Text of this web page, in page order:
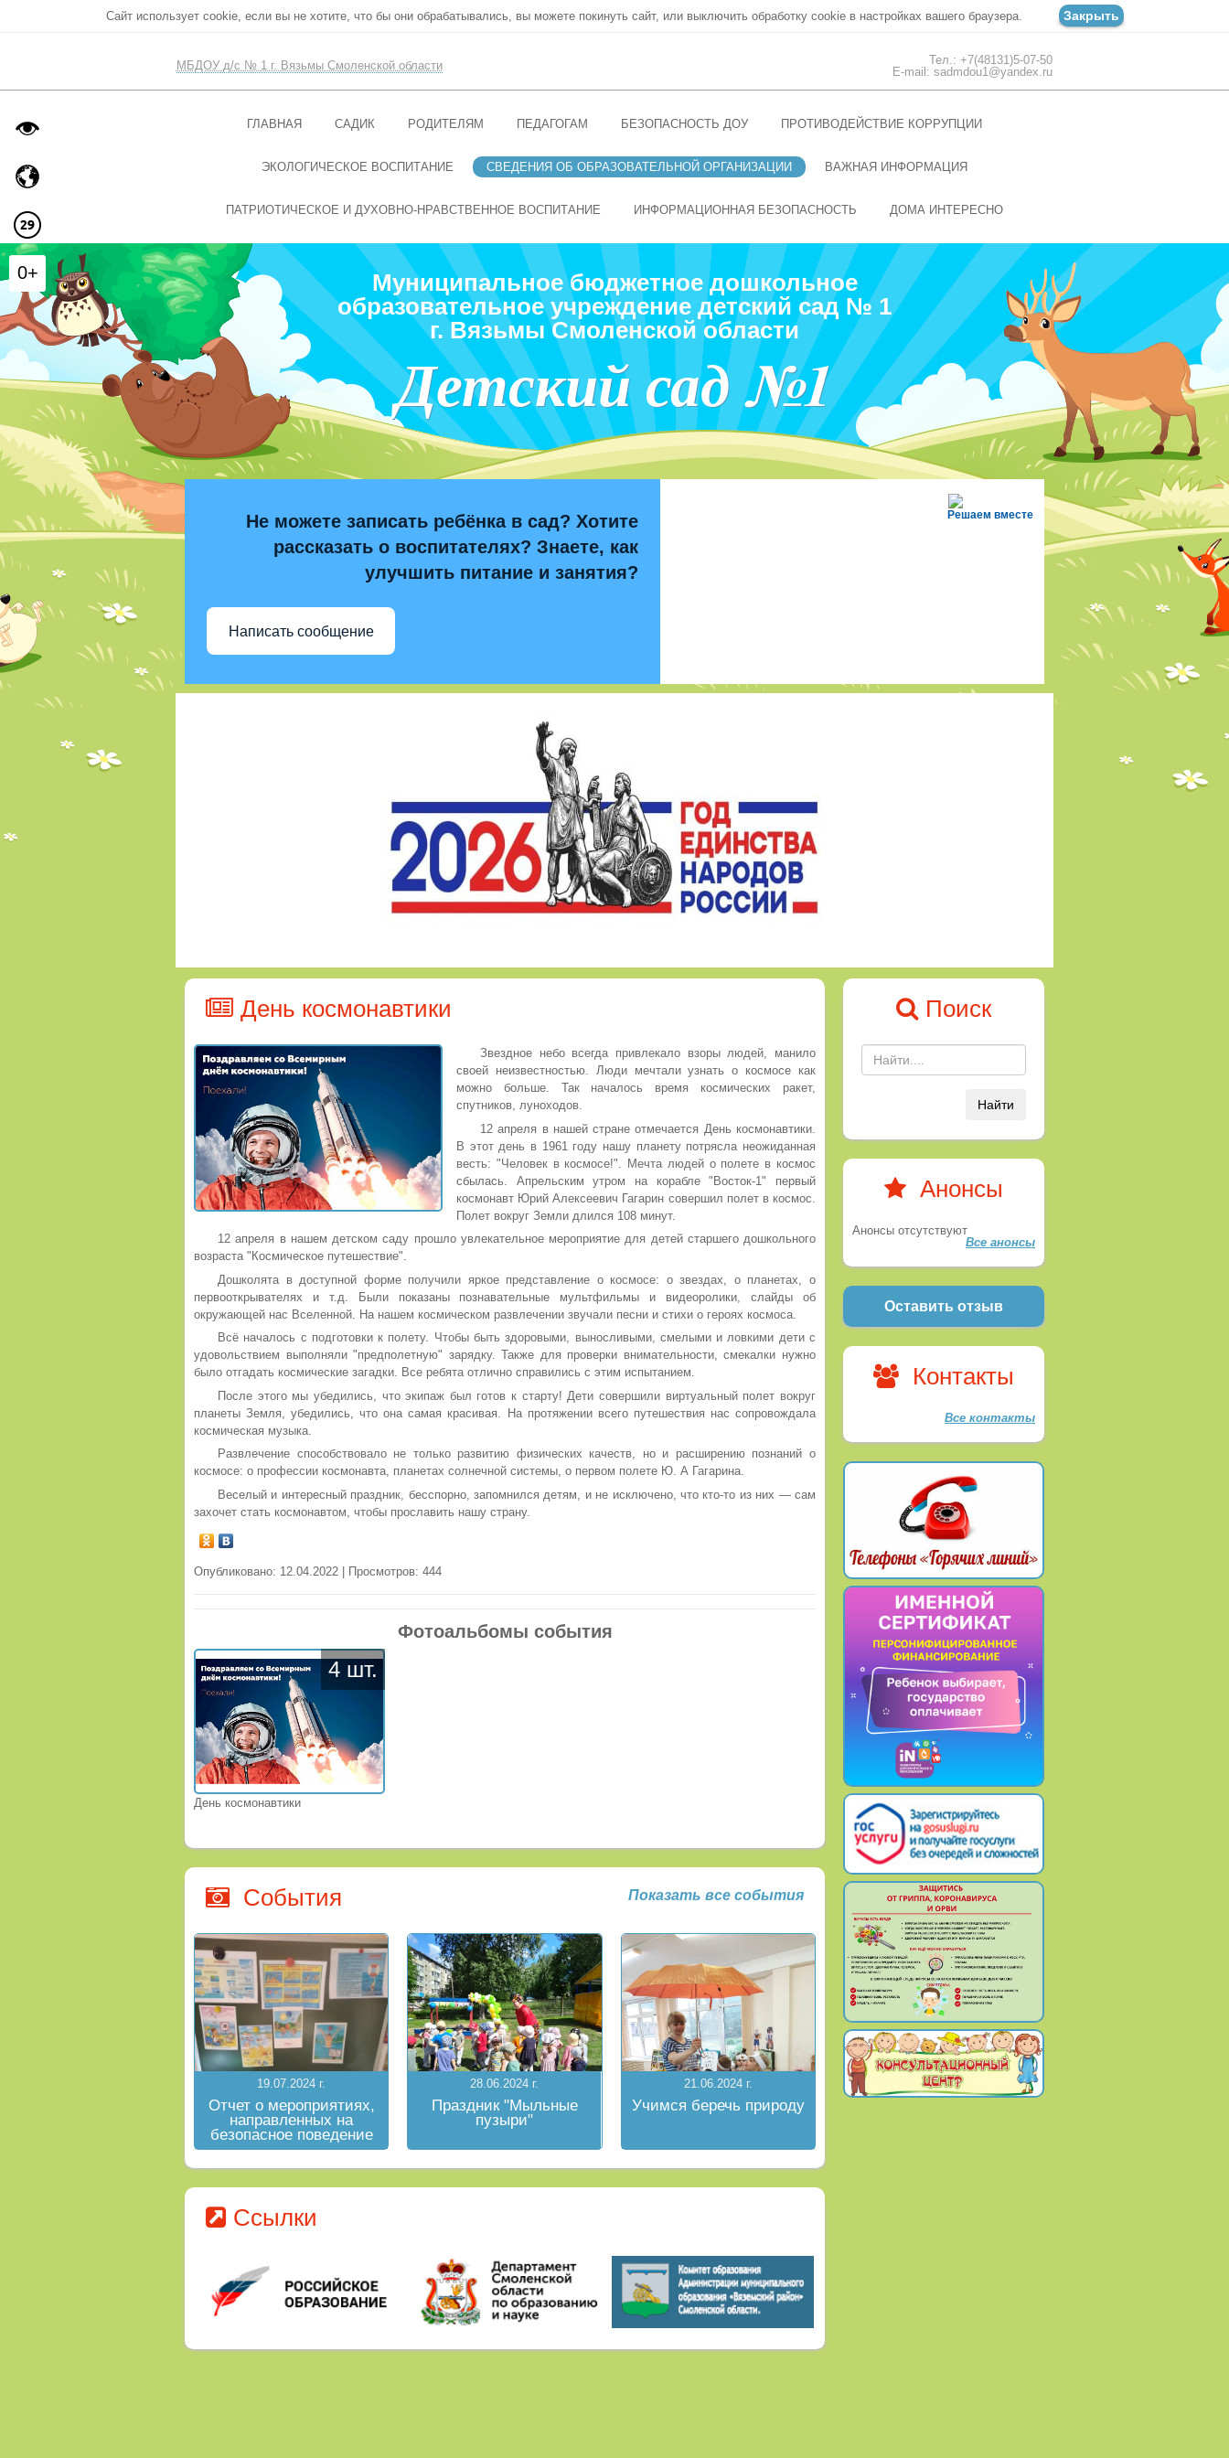
Сайт использует cookie, если вы не хотите, что бы они обрабатывались, вы можете покинуть сайт, или выключить обработку cookie в настройках вашего браузера. Закрыть
МБДОУ д/с № 1 г. Вязьмы Смоленской области
Тел.: +7(48131)5-07-50
E-mail: sadmdou1@yandex.ru
ГЛАВНАЯ САДИК РОДИТЕЛЯМ ПЕДАГОГАМ БЕЗОПАСНОСТЬ ДОУ ПРОТИВОДЕЙСТВИЕ КОРРУПЦИИ
ЭКОЛОГИЧЕСКОЕ ВОСПИТАНИЕ СВЕДЕНИЯ ОБ ОБРАЗОВАТЕЛЬНОЙ ОРГАНИЗАЦИИ ВАЖНАЯ ИНФОРМАЦИЯ
ПАТРИОТИЧЕСКОЕ И ДУХОВНО-НРАВСТВЕННОЕ ВОСПИТАНИЕ ИНФОРМАЦИОННАЯ БЕЗОПАСНОСТЬ ДОМА ИНТЕРЕСНО
Муниципальное бюджетное дошкольное
образовательное учреждение детский сад № 1
г. Вязьмы Смоленской области
Детский сад №1
Решаем вместе
Не можете записать ребёнка в сад? Хотите
рассказать о воспитателях? Знаете, как
улучшить питание и занятия?
Написать сообщение
День космонавтики
Звездное небо всегда привлекало взоры людей, манило
своей неизвестностью. Люди мечтали узнать о космосе как
можно больше. Так началось время космических ракет,
спутников, луноходов.
12 апреля в нашей стране отмечается День космонавтики.
В этот день в 1961 году нашу планету потрясла неожиданная
весть: "Человек в космосе!". Мечта людей о полете в космос
сбылась. Апрельским утром на корабле "Восток-1" первый
космонавт Юрий Алексеевич Гагарин совершил полет в космос.
Полет вокруг Земли длился 108 минут.
12 апреля в нашем детском саду прошло увлекательное мероприятие для детей старшего дошкольного
возраста "Космическое путешествие".
Дошколята в доступной форме получили яркое представление о космосе: о звездах, о планетах, о
первооткрывателях и т.д. Были показаны познавательные мультфильмы и видеоролики, слайды об
окружающей нас Вселенной. На нашем космическом развлечении звучали песни и стихи о героях космоса.
Всё началось с подготовки к полету. Чтобы быть здоровыми, выносливыми, смелыми и ловкими дети с
удовольствием выполняли "предполетную" зарядку. Также для проверки внимательности, смекалки нужно
было отгадать космические загадки. Все ребята отлично справились с этим испытанием.
После этого мы убедились, что экипаж был готов к старту! Дети совершили виртуальный полет вокруг
планеты Земля, убедились, что она самая красивая. На протяжении всего путешествия нас сопровождала
космическая музыка.
Развлечение способствовало не только развитию физических качеств, но и расширению познаний о
космосе: о профессии космонавта, планетах солнечной системы, о первом полете Ю. А Гагарина.
Веселый и интересный праздник, бесспорно, запомнился детям, и не исключено, что кто-то из них — сам
захочет стать космонавтом, чтобы прославить нашу страну.
Опубликовано: 12.04.2022 | Просмотров: 444
Фотоальбомы события
4 шт.
День космонавтики
События Показать все события
19.07.2024 г.
Отчет о мероприятиях,
направленных на
безопасное поведение
на водных объектах в
летний период
28.06.2024 г.
Праздник "Мыльные
пузыри"
21.06.2024 г.
Учимся беречь природу
Ссылки
Поиск
Найти
Анонсы
Анонсы отсутствуют
Все анонсы
Оставить отзыв
Контакты
Все контакты
0+